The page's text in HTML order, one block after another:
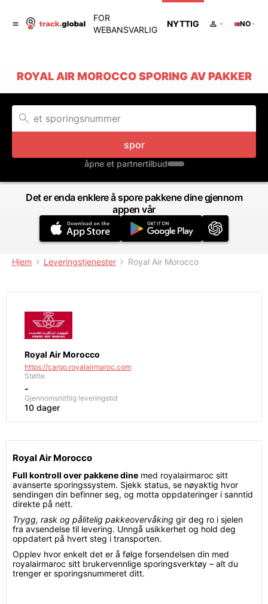
FOR
WEBANSVARLIG
NYTTIG NO
ROYAL AIR MOROCCO SPORING AV PAKKER
spor
åpne et partnertilbud
Det er enda enklere å spore pakkene dine gjennom
appen vår
Hjem Leveringstjenester Royal Air Morocco
Royal Air Morocco
https://cargo.royalairmaroc.com
Støtte
-
Gjennomsnittlig leveringstid
10 dager
Royal Air Morocco
Full kontroll over pakkene dine med royalairmaroc sitt
avanserte sporingssystem. Sjekk status, se nøyaktig hvor
sendingen din befinner seg, og motta oppdateringer i sanntid
direkte på nett.
Trygg, rask og pålitelig pakkeovervåking gir deg ro i sjelen
fra avsendelse til levering. Unngå usikkerhet og hold deg
oppdatert på hvert steg i transporten.
Opplev hvor enkelt det er å følge forsendelsen din med
royalairmaroc sitt brukervennlige sporingsverktøy – alt du
trenger er sporingsnummeret ditt.